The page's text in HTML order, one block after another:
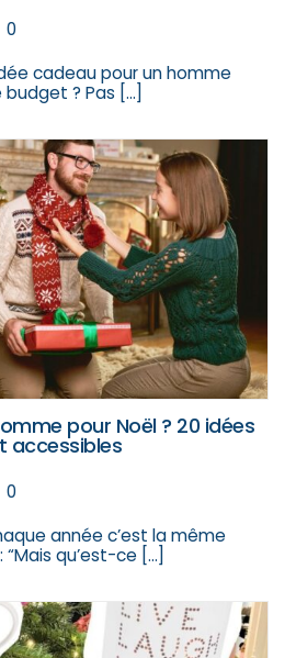
0
cadeau pour un homme
? Pas […]
pour Noël ? 20 idées
accessibles
0
année c’est la même
qu’est-ce […]